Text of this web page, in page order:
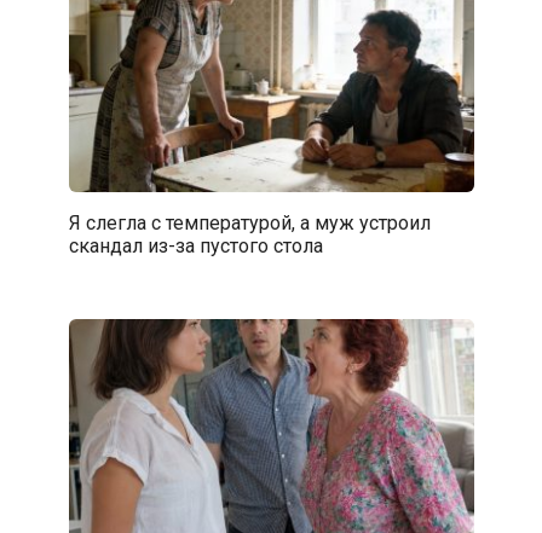
Я слегла с температурой, а муж устроил
скандал из-за пустого стола